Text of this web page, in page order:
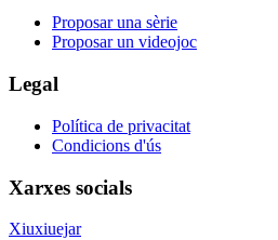
Proposar una sèrie
Proposar un videojoc
Legal
Política de privacitat
Condicions d'ús
Xarxes socials
Xiuxiuejar